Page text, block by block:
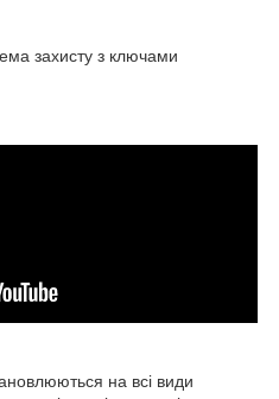
захисту з ключами
на всі види